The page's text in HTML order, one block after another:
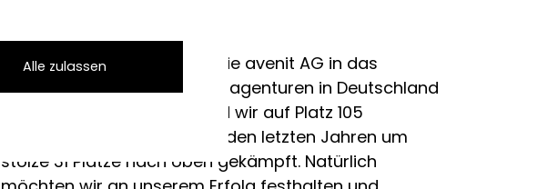
Alle zulassen
Bereits im Jahr 2011 wurde die avenit AG in das
Ranking für die Top-Internetagenturen in Deutschland
aufgenommen. Damals sind wir auf Platz 105
gestartet und haben uns in den letzten Jahren um
stolze 31 Plätze nach oben gekämpft. Natürlich